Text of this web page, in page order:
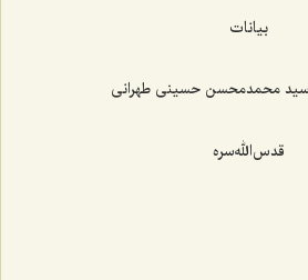
بیانات
سید محمدمحسن حسینی طهرانی
قدس‌الله‌سره